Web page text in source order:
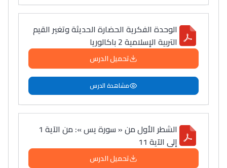
الوحدة الفكرية الحضارة الحديثة وتغير القيم
التربية الإسلامية 2 باكالوريا
تحميل الدرس
مشاهدة الدرس
الشطر الأول من « سورة يس »: من الآية 1
إلى الآية 11
تحميل الدرس